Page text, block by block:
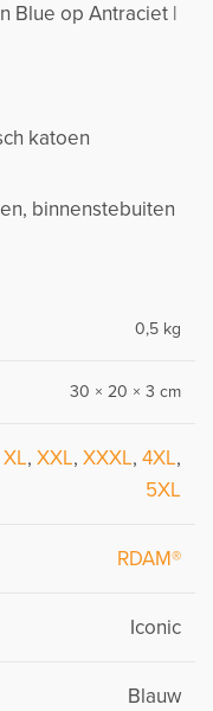
Blue op Antraciet |
katoen
binnenstebuiten
0,5 kg
30 × 20 × 3 cm
XL, XXL, XXXL, 4XL,
5XL
RDAM®
Iconic
Blauw